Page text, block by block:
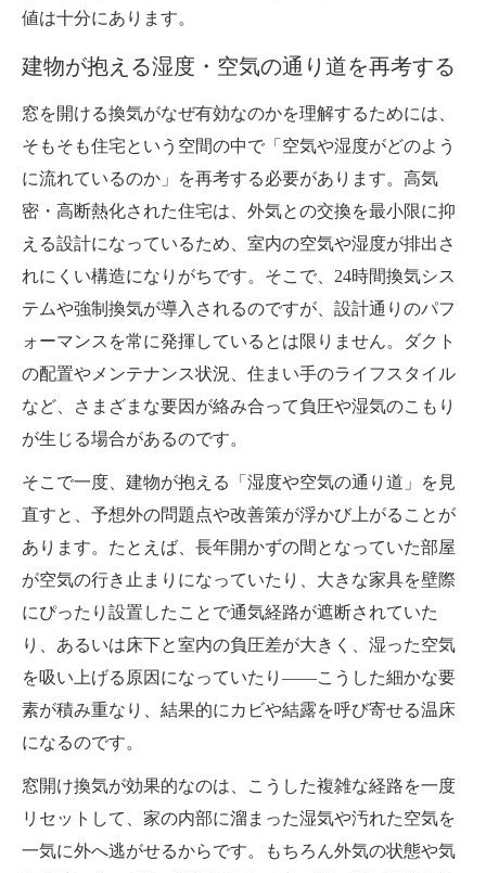
値は十分にあります。
建物が抱える湿度・空気の通り道を再考する
窓を開ける換気がなぜ有効なのかを理解するためには、
そもそも住宅という空間の中で「空気や湿度がどのよう
に流れているのか」を再考する必要があります。高気
密・高断熱化された住宅は、外気との交換を最小限に抑
える設計になっているため、室内の空気や湿度が排出さ
れにくい構造になりがちです。そこで、24時間換気シス
テムや強制換気が導入されるのですが、設計通りのパフ
ォーマンスを常に発揮しているとは限りません。ダクト
の配置やメンテナンス状況、住まい手のライフスタイル
など、さまざまな要因が絡み合って負圧や湿気のこもり
が生じる場合があるのです。
そこで一度、建物が抱える「湿度や空気の通り道」を見
直すと、予想外の問題点や改善策が浮かび上がることが
あります。たとえば、長年開かずの間となっていた部屋
が空気の行き止まりになっていたり、大きな家具を壁際
にぴったり設置したことで通気経路が遮断されていた
り、あるいは床下と室内の負圧差が大きく、湿った空気
を吸い上げる原因になっていたり――こうした細かな要
素が積み重なり、結果的にカビや結露を呼び寄せる温床
になるのです。
窓開け換気が効果的なのは、こうした複雑な経路を一度
リセットして、家の内部に溜まった湿気や汚れた空気を
一気に外へ逃がせるからです。もちろん外気の状態や気